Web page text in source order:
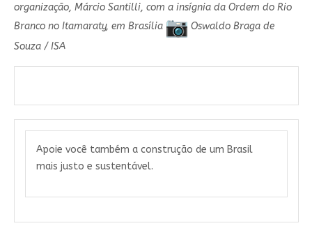
organização, Márcio Santilli, com a insígnia da Ordem do Rio
Branco no Itamaraty, em Brasília
Oswaldo Braga de
Souza / ISA
Apoie você também a construção de um Brasil
mais justo e sustentável.